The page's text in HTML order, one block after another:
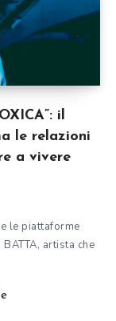
il
le relazioni
a vivere
le piattaforme
artista che